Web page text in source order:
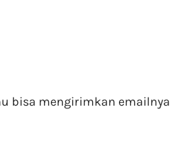
bisa mengirimkan emailnya